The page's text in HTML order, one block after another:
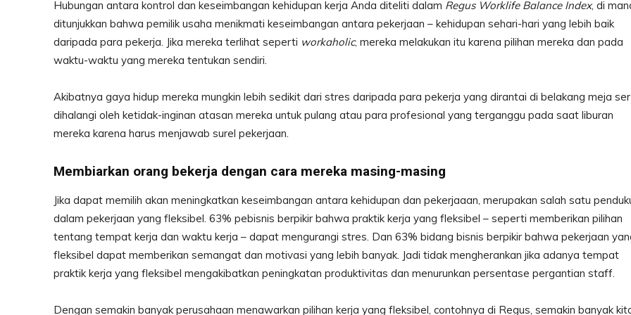
Hubungan antara kontrol dan keseimbangan kehidupan kerja Anda diteliti dalam Regus Worklife Balance Index, di
ditunjukkan bahwa pemilik usaha menikmati keseimbangan antara pekerjaan – kehidupan sehari-hari yang lebih baik
daripada para pekerja. Jika mereka terlihat seperti workaholic, mereka melakukan itu karena pilihan mereka dan pada
waktu-waktu yang mereka tentukan sendiri.
Akibatnya gaya hidup mereka mungkin lebih sedikit dari stres daripada para pekerja yang dirantai di belakang meja
dihalangi oleh ketidak-inginan atasan mereka untuk pulang atau para profesional yang terganggu pada saat liburan
mereka karena harus menjawab surel pekerjaan.
Membiarkan orang bekerja dengan cara mereka masing-masing
Jika dapat memilih akan meningkatkan keseimbangan antara kehidupan dan pekerjaaan, merupakan salah satu
dalam pekerjaan yang fleksibel. 63% pebisnis berpikir bahwa praktik kerja yang fleksibel – seperti memberikan pilihan
tentang tempat kerja dan waktu kerja – dapat mengurangi stres. Dan 63% bidang bisnis berpikir bahwa pekerjaan
fleksibel dapat memberikan semangat dan motivasi yang lebih banyak. Jadi tidak mengherankan jika adanya tempat
praktik kerja yang fleksibel mengakibatkan peningkatan produktivitas dan menurunkan persentase pergantian staff.
Dengan semakin banyak perusahaan menawarkan pilihan kerja yang fleksibel, contohnya di Regus, semakin banyak